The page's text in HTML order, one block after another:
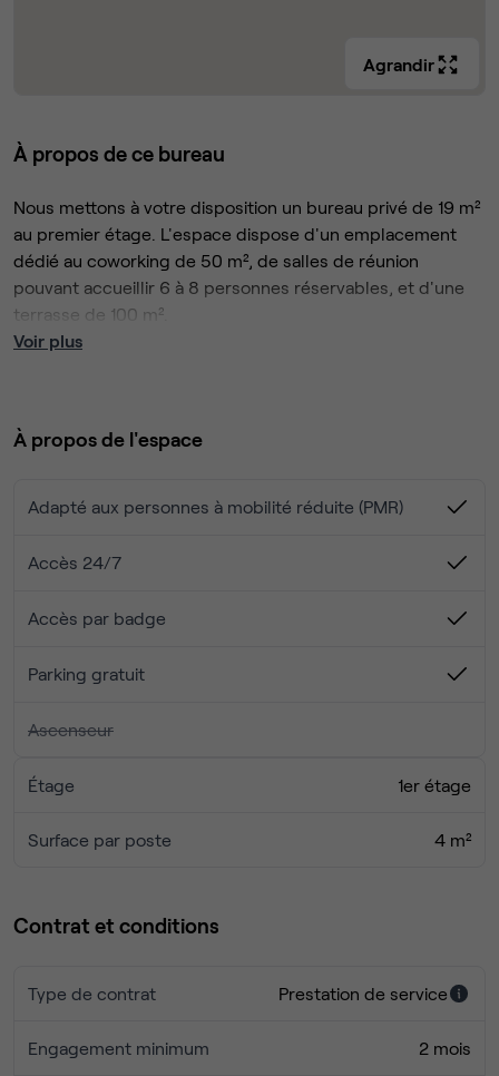
Agrandir
À propos de ce bureau
Nous mettons à votre disposition un bureau privé de 19 m²
au premier étage. L'espace dispose d'un emplacement
dédié au coworking de 50 m², de salles de réunion
pouvant accueillir 6 à 8 personnes réservables, et d'une
terrasse de 100 m².
L'espace est également équipé d'une cuisine en libre-
Voir plus
À propos de l'espace
Adapté aux personnes à mobilité réduite (PMR)
Accès 24/7
Accès par badge
Parking gratuit
Ascenseur
Étage 1er étage
Surface par poste 4 m²
Contrat et conditions
Type de contrat Prestation de service
Engagement minimum 2 mois